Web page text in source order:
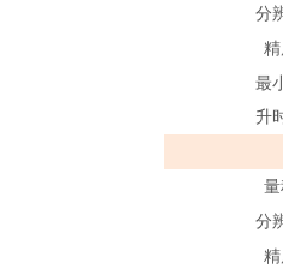
分
最
升
分